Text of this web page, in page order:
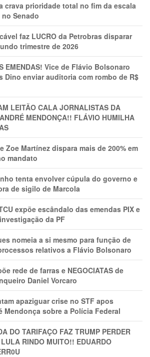
crava prioridade total no fim da escala
Senado
faz LUCRO da Petrobras disparar
trimestre de 2026
EMENDAS! Vice de Flávio Bolsonaro
Dino enviar auditoria com rombo de R$
LEITÃO CALA JORNALISTAS DA
MENDONÇA!! FLÁVIO HUMILHA
Zoe Martínez dispara mais de 200% em
mandato
tenta envolver cúpula do governo e
de sigilo de Marcola
expõe escândalo das emendas PIX e
da PF
nomeia a si mesmo para função de
relativos a Flávio Bolsonaro
rede de farras e NEGOCIATAS de
Daniel Vorcaro
apaziguar crise no STF apos
Mendonça sobre a Polícia Federal
DO TARIFAÇO FAZ TRUMP PERDER
RINDO MUITO!! EDUARDO